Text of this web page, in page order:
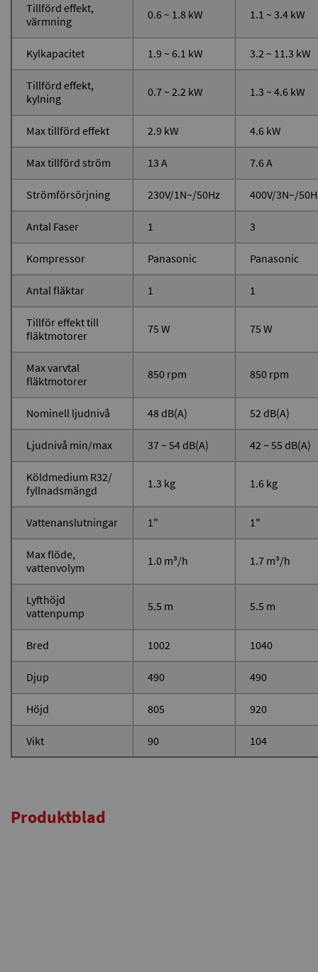
Tillförd effekt,
värmning
0.6 ~ 1.8 kW 1.1 ~ 3.4 kW
Kylkapacitet 1.9 ~ 6.1 kW 3.2 ~ 11.3 kW
Tillförd effekt,
kylning
0.7 ~ 2.2 kW 1.3 ~ 4.6 kW
Max tillförd effekt 2.9 kW 4.6 kW
Max tillförd ström 13 A 7.6 A
Strömförsörjning 230V/1N~/50Hz 400V/3N~/
Antal Faser 1 3
Kompressor Panasonic Panasonic
Antal fläktar 1 1
Tillför effekt till
fläktmotorer
75 W 75 W
Max varvtal
fläktmotorer
850 rpm 850 rpm
Nominell ljudnivå 48 dB(A) 52 dB(A)
Ljudnivå min/max 37 ~ 54 dB(A) 42 ~ 55 dB(A)
Köldmedium R32/
fyllnadsmängd
1.3 kg 1.6 kg
Vattenanslutningar 1" 1"
Max flöde,
vattenvolym
1.0 m³/h 1.7 m³/h
Lyfthöjd
vattenpump
5.5 m 5.5 m
Bred 1002 1040
Djup 490 490
Höjd 805 920
Vikt 90 104
Produktblad